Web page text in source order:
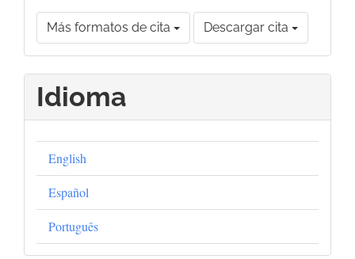
Más formatos de cita Descargar cita
Idioma
English
Español
Português